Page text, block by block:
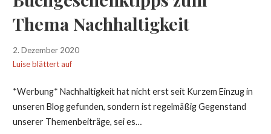
Thema Nachhaltigkeit
2. Dezember 2020
Luise blättert auf
*Werbung* Nachhaltigkeit hat nicht erst seit Kurzem Einzug in
unseren Blog gefunden, sondern ist regelmäßig Gegenstand
unserer Themenbeiträge, sei es…